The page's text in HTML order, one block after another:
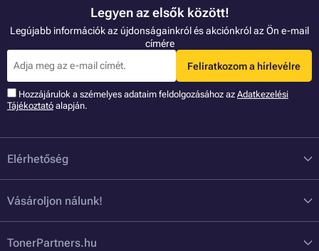
Legyen az elsők között!
Legújabb információk az újdonságainkról és akciónkról az Ön e-mail
címére
Feliratkozom a hírlevélre
Hozzájárulok a szémelyes adataim feldolgozásához az Adatkezelési
Tájékoztató alapján.
Elérhetőség
Vásároljon nálunk!
TonerPartners.hu